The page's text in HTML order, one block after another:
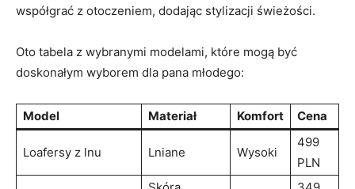
współgrać z otoczeniem, dodając stylizacji świeżości.
Oto tabela z wybranymi modelami, które mogą być
doskonałym wyborem dla pana młodego:
Model Materiał Komfort Cena
Loafersy z lnu Lniane Wysoki
499
PLN